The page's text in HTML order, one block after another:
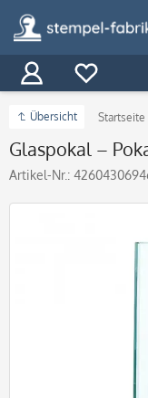
Übersicht Startseite
Glaspokal –
Artikel-Nr.: